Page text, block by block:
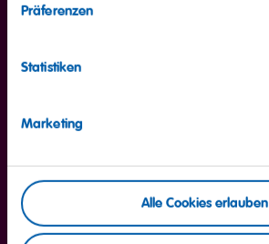
Präferenzen
Statistiken
Marketing
Alle Cookies erlauben
Salz
Go
to
slide
Go
to
slide